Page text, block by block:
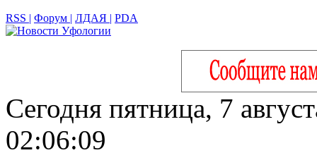
RSS | Форум | ЛДАЯ | PDA
Сегодня пятница, 7
02:06:10